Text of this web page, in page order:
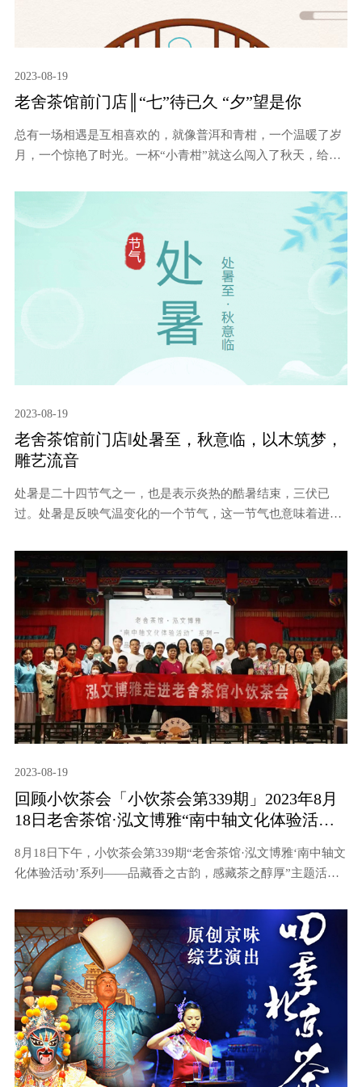
2023-08-19
老舍茶馆前门店║“七”待已久 “夕”望是你
总有一场相遇是互相喜欢的，就像普洱和青柑，一个温暖了岁
月，一个惊艳了时光。一杯“小青柑”就这么闯入了秋天，给您
夕佳节到来之际，老舍茶馆特别推出“七”待已久、“夕”望是你
特惠套餐活动。和爱的人一起到老舍茶馆， 以花为语，以茶为
媒，许下“一辈子”的约定吧！
2023-08-19
老舍茶馆前门店‖处暑至，秋意临，以木筑梦，
雕艺流音
处暑是二十四节气之一，也是表示炎热的酷暑结束，三伏已
过。处暑是反映气温变化的一个节气，这一节气也意味着进入
老舍茶馆中轴线二十四节气体验馆，了解处暑节气文化，体验
非遗技艺黄杨木雕，沉浸式领略二十四节气的独特魅力，感知
中华文化之美。
2023-08-19
回顾小饮茶会「小饮茶会第339期」2023年8月
18日老舍茶馆·泓文博雅“南中轴文化体验活
8月18日下午，小饮茶会第339期“老舍茶馆·泓文博雅‘南中轴文
化体验活动’系列——品藏香之古韵，感藏茶之醇厚”主题活动
馆资深讲解老师章磊女士向大家分享藏茶和藏香文化。本次活
动由小饮茶会负责人、茶叶公司产品销售研发负责人方茂芹主
持，北京市大碗茶文化发展有限公司副总经理尹智英和23位茶
友参加。